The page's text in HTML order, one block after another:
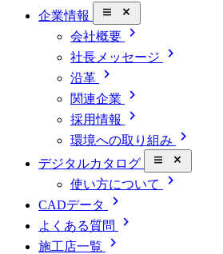
企業情報 close_small
会社概要 chevron_right
社長メッセージ chevron_right
沿革 chevron_right
関連企業 chevron_right
採用情報 chevron_right
環境への取り組み chevron_right
デジタルカタログ close_small
使い方について chevron_right
CADデータ chevron_right
よくある質問 chevron_right
施工店一覧
chevron_right